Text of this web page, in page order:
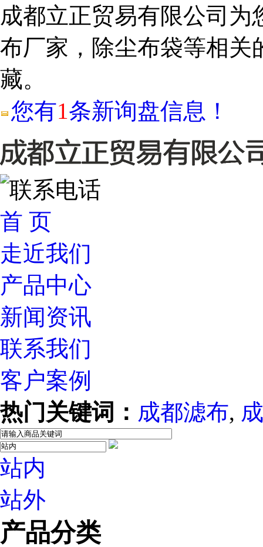
成都立正贸易有限公司为
布厂家，除尘布袋等相关
藏。
您有1条新询盘信息！
首 页
走近我们
产品中心
新闻资讯
联系我们
客户案例
热门关键词： 成都滤布,
站内
站外
产品分类